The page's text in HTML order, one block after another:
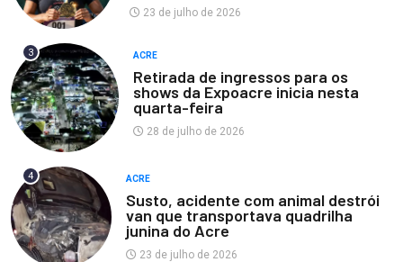
23 de julho de 2026
3 ACRE
Retirada de ingressos para os
shows da Expoacre inicia nesta
quarta-feira
28 de julho de 2026
4 ACRE
Susto, acidente com animal destrói
van que transportava quadrilha
junina do Acre
23 de julho de 2026